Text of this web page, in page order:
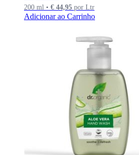
200 ml • € 44,95 por Ltr
Adicionar ao Carrinho